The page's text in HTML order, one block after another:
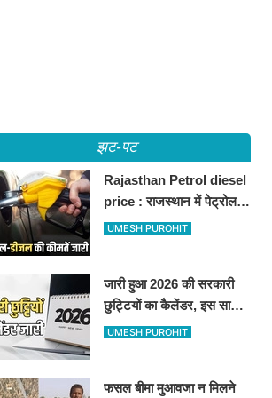
झट-पट
Rajasthan Petrol diesel
price : राजस्थान में पेट्रोल-
डीजल की कीमतें जारी, जानिए
UMESH PUROHIT
जारी हुआ 2026 की सरकारी
छुट्टियों का कैलेंडर, इस साल
कई बार मिलेगा लगातार
UMESH PUROHIT
फसल बीमा मुआवजा न मिलने